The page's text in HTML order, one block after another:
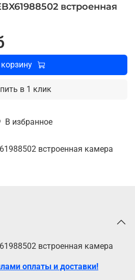
встроенная
В избранное
в 1 клик
встроенная камера
встроенная камера
оплаты и доставки!